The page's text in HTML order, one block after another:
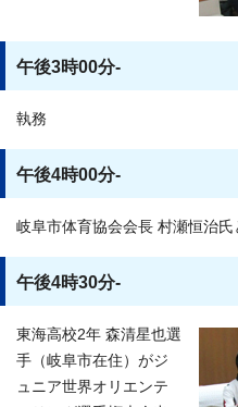
午後3時00分-
執務
午後4時00分-
岐阜市体育協会会長 村瀬恒治氏
午後4時30分-
東海高校2年 森清星也選
手（岐阜市在住）がジ
ュニア世界オリエンテ